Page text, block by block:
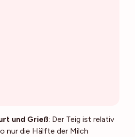
und Grieß: Der Teig ist relativ
nur die Hälfte der Milch